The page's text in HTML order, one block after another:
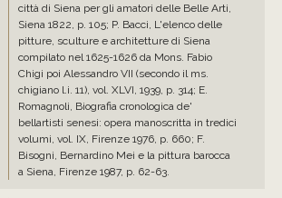
città di Siena per gli amatori delle Belle Arti,
Siena 1822, p. 105; P. Bacci, L'elenco delle
pitture, sculture e architetture di Siena
compilato nel 1625-1626 da Mons. Fabio
Chigi poi Alessandro VII (secondo il ms.
chigiano l.i. 11), vol. XLVI, 1939, p. 314; E.
Romagnoli, Biografia cronologica de'
bellartisti senesi: opera manoscritta in tredici
volumi, vol. IX, Firenze 1976, p. 660; F.
Bisogni, Bernardino Mei e la pittura barocca
a Siena, Firenze 1987, p. 62-63.